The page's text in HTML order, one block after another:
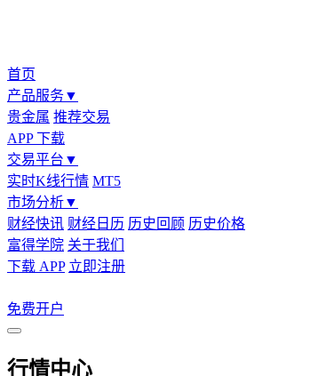
首页
产品服务▼
贵金属 推荐交易
APP 下载
交易平台 ▼
实时K线行情 MT5
市场分析▼
财经快讯 财经日历 历史回顾 历史价格
富得学院 关于我们
下载 APP 立即注册
免费开户
行情中心